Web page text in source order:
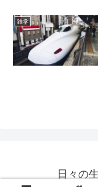
雑学
日々の